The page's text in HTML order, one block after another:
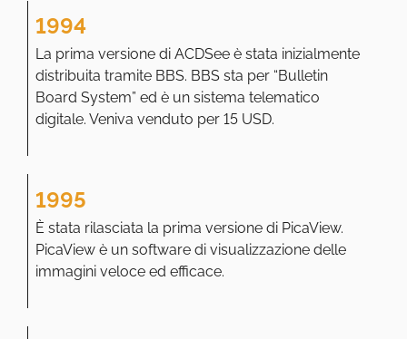
1994
La prima versione di ACDSee è stata inizialmente
distribuita tramite BBS. BBS sta per “Bulletin
Board System” ed è un sistema telematico
digitale. Veniva venduto per 15 USD.
1995
È stata rilasciata la prima versione di PicaView.
PicaView è un software di visualizzazione delle
immagini veloce ed efficace.